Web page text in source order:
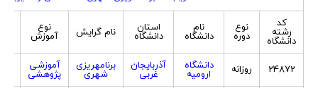
کد
رشته
دانشگاه
نوع
دوره
نام
دانشگاه
استان
دانشگاه نام گرایش نوع
آموزش
24872 روزانه دانشگاه
ارومیه
آذربایجان
غربی
برنامهریزی
شهری
آموزشی
پژوهشی